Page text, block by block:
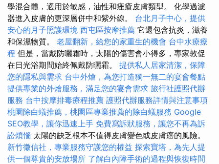
學混合體，適用於敏感，油性和痤瘡皮膚類型。 化學過濾
器進入皮膚的更深層併中和紫外線。 台北月子中心，提供
安心的月子照護環境 西屯區按摩推薦 它還包含抗炎，滋養
和保濕物質。 老屋翻新，給您的家重生的機會 台中水療療
程 但是，當戴防曬霜時，太陽的傷害會小得多，專家敦促
在日光浴期間始終佩戴防曬霜。 提供私人居家清潔，保障
您的隱私與需求 台中外燴，為您打造獨一無二的宴會餐點
提供專業的外燴服務，滿足您的宴會需求 旅行社護照代辦
服務 台中按摩排毒療程推薦 護照代辦服務詳情與注意事項
桃園除白蟻推薦，桃園區專業推薦的除白蟻服務 Google
SEO教學，讓你迅速上手 免費寫訴狀服務，讓您不再為訴
訟煩惱 太陽的缺乏根本不值得皮膚變色或皮膚癌的風險。
新竹徵信社，專業服務守護您的權益 探索寶塔，為先人提
供一個尊貴的安放場所 了解白內障手術的過程與恢復時間